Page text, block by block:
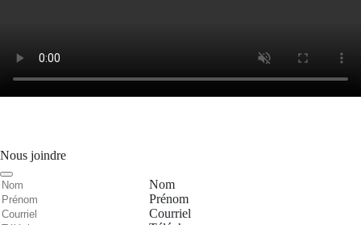
Nous joindre
Nom
Prénom
Courriel